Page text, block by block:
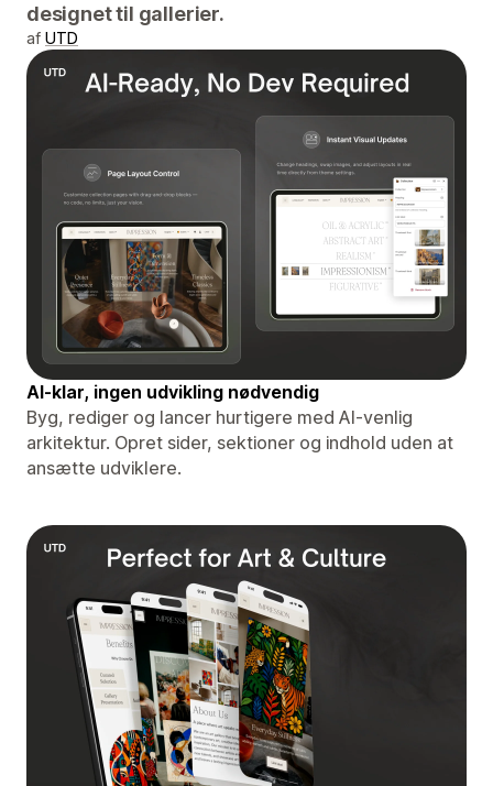
designet til gallerier.
af UTD
AI-klar, ingen udvikling nødvendig
Byg, rediger og lancer hurtigere med AI-venlig
arkitektur. Opret sider, sektioner og indhold uden at
ansætte udviklere.